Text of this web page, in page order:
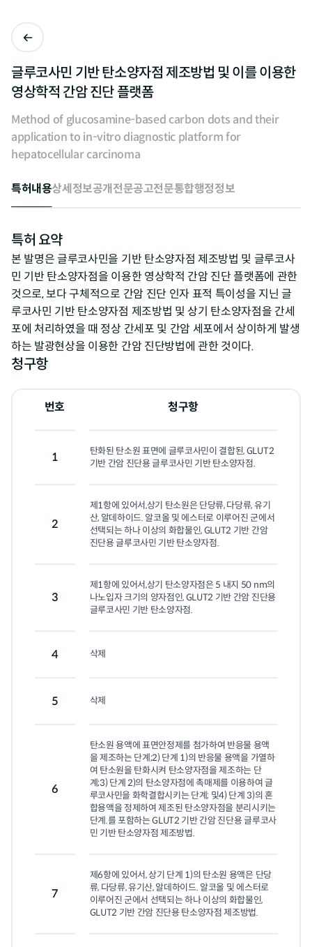
글루코사민 기반 탄소양자점 제조방법 및 이를 이용한
영상학적 간암 진단 플랫폼
Method of glucosamine-based carbon dots and their
application to in-vitro diagnostic platform for
hepatocellular carcinoma
특허내용상세정보공개전문공고전문통합행정정보
특허 요약
본 발명은 글루코사민을 기반 탄소양자점 제조방법 및 글루코사
민 기반 탄소양자점을 이용한 영상학적 간암 진단 플랫폼에 관한
것으로, 보다 구체적으로 간암 진단 인자 표적 특이성을 지닌 글
루코사민 기반 탄소양자점 제조방법 및 상기 탄소양자점을 간세
포에 처리하였을 때 정상 간세포 및 간암 세포에서 상이하게 발생
하는 발광현상을 이용한 간암 진단방법에 관한 것이다.
청구항
번호 청구항
1
탄화된 탄소원 표면에 글루코사민이 결합된, GLUT2
기반 간암 진단용 글루코사민 기반 탄소양자점.
2
제1항에 있어서,상기 탄소원은 단당류, 다당류, 유기
산, 알데하이드. 알코올 및 에스터로 이루어진 군에서
선택되는 하나 이상의 화합물인, GLUT2 기반 간암
진단용 글루코사민 기반 탄소양자점.
3
제1항에 있어서,상기 탄소양자점은 5 내지 50 nm의
나노입자 크기의 양자점인, GLUT2 기반 간암 진단용
글루코사민 기반 탄소양자점.
4 삭제
5 삭제
6
탄소원 용액에 표면안정제를 첨가하여 반응물 용액
을 제조하는 단계;2) 단계 1)의 반응물 용액을 가열하
여 탄소원을 탄화시켜 탄소양자점을 제조하는 단
계;3) 단계 2)의 탄소양자점에 촉매제를 이용하여 글
루코사민을 화학결합시키는 단계; 및4) 단계 3)의 혼
합용액을 정제하여 제조된 탄소양자점을 분리시키는
단계.를 포함하는 GLUT2 기반 간암 진단용 글루코사
민 기반 탄소양자점 제조방법.
7
제6항에 있어서, 상기 단계 1)의 탄소원 용액은 단당
류, 다당류, 유기산, 알데하이드. 알코올 및 에스터로
이루어진 군에서 선택되는 하나 이상의 화합물인,
GLUT2 기반 간암 진단용 탄소양자점 제조방법.